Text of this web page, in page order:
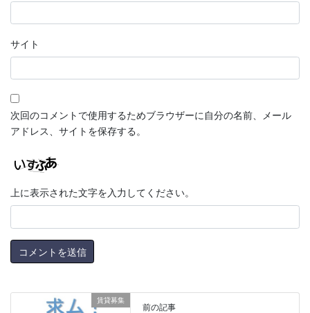
サイト
次回のコメントで使用するためブラウザーに自分の名前、メール
アドレス、サイトを保存する。
上に表示された文字を入力してください。
賃貸募集
前の記事